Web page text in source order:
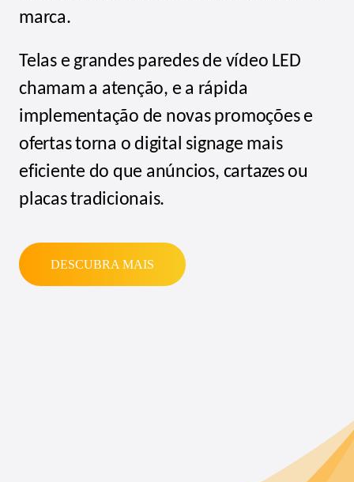
marca.
Telas e grandes paredes de vídeo LED
chamam a atenção, e a rápida
implementação de novas promoções e
ofertas torna odigital signage mais
eficiente do que anúncios, cartazes ou
placas tradicionais.
DESCUBRA MAIS